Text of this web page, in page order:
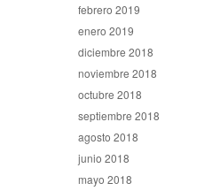
febrero 2019
enero 2019
diciembre 2018
noviembre 2018
octubre 2018
septiembre 2018
agosto 2018
junio 2018
mayo 2018